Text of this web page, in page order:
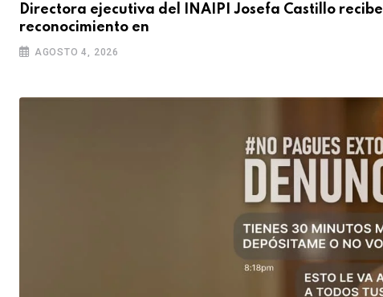
Directora ejecutiva del INAIPI Josefa Castillo recibe
reconocimiento en
AGOSTO 4, 2026